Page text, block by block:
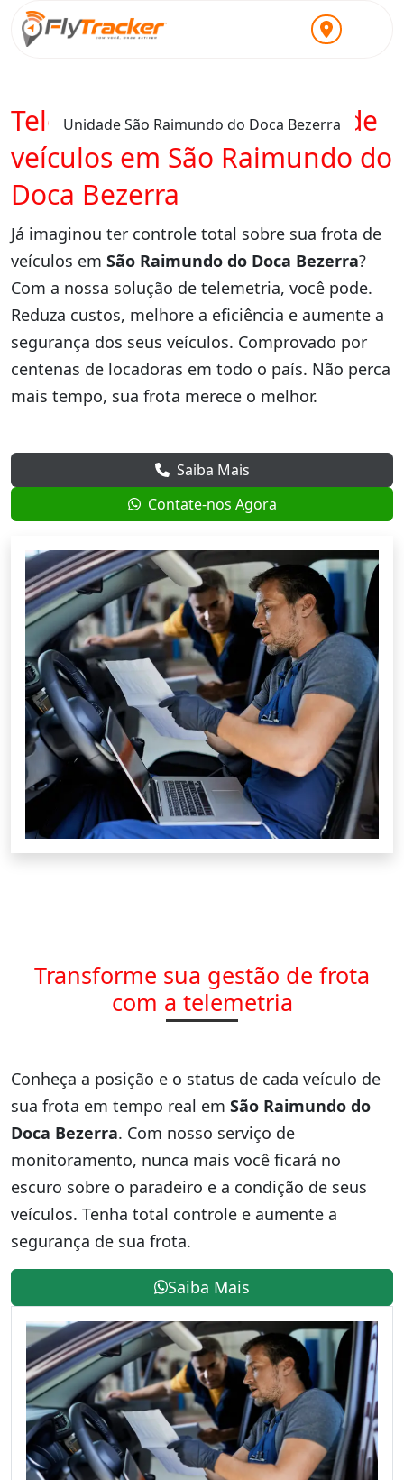
Unidade São Raimundo do Doca Bezerra
Telemetria para locadoras de
veículos em São Raimundo do
Doca Bezerra
Já imaginou ter controle total sobre sua frota de
veículos em São Raimundo do Doca Bezerra?
Com a nossa solução de telemetria, você pode.
Reduza custos, melhore a eficiência e aumente a
segurança dos seus veículos. Comprovado por
centenas de locadoras em todo o país. Não perca
mais tempo, sua frota merece o melhor.
Saiba Mais
Contate-nos Agora
Transforme sua gestão de frota
com a telemetria
Conheça a posição e o status de cada veículo de
sua frota em tempo real em São Raimundo do
Doca Bezerra. Com nosso serviço de
monitoramento, nunca mais você ficará no
escuro sobre o paradeiro e a condição de seus
veículos. Tenha total controle e aumente a
segurança de sua frota.
Saiba Mais